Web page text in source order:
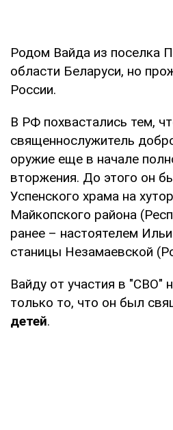
Родом Вайда из поселка
области Беларуси, но
России.
В РФ похвастались тем,
священнослужитель
оружие еще в начале
вторжения. До этого он
Успенского храма на
Майкопского района
ранее – настоятелем
станицы Незамаевской
Вайду от участия в "СВО"
только то, что он был
детей.